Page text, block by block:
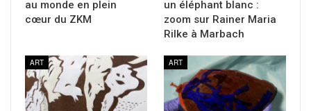
au monde en plein
cœur du ZKM
un éléphant blanc :
zoom sur Rainer Maria
Rilke à Marbach
ART ART